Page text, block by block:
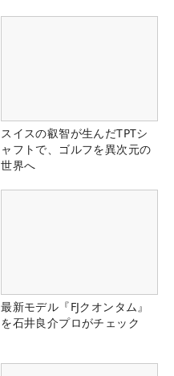
スイスの叡智が生んだTPTシ
ャフトで、ゴルフを異次元の
世界へ
最新モデル『FJクオンタム』
を石井良介プロがチェック